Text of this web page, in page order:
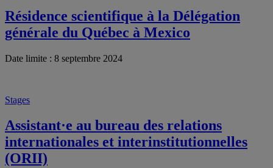
Résidence scientifique à la Délégation
générale du Québec à Mexico
Date limite : 8 septembre 2024
Stages
Assistant·e au bureau des relations
internationales et interinstitutionnelles
(ORII)